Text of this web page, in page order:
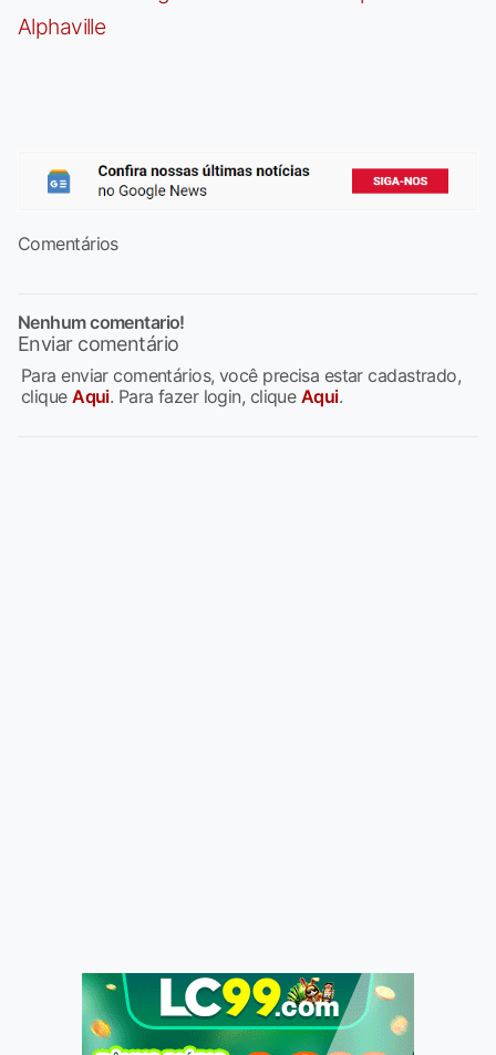
Alphaville
Comentários
Nenhum comentario!
Enviar comentário
Para enviar comentários, você precisa estar cadastrado,
cliqueAqui. Para fazer login, clique Aqui.